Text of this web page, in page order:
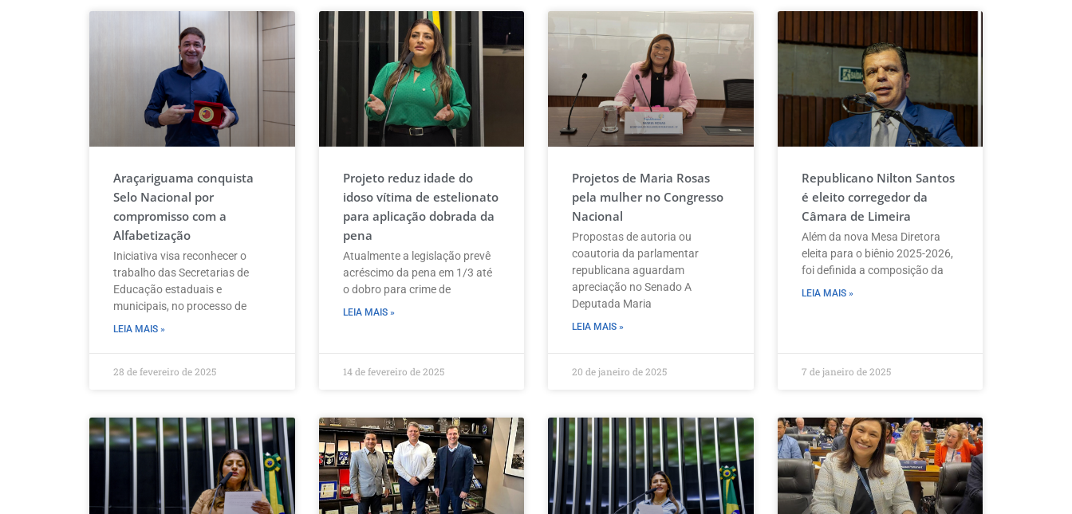
Araçariguama conquista
Selo Nacional por
compromisso com a
Alfabetização
Iniciativa visa reconhecer o
trabalho das Secretarias de
Educação estaduais e
municipais, no processo de
LEIA MAIS »
28 de fevereiro de 2025
Projeto reduz idade do
idoso vítima de estelionato
para aplicação dobrada da
pena
Atualmente a legislação prevê
acréscimo da pena em 1/3 até
o dobro para crime de
LEIA MAIS »
14 de fevereiro de 2025
Projetos de Maria Rosas
pela mulher no Congresso
Nacional
Propostas de autoria ou
coautoria da parlamentar
republicana aguardam
apreciação no Senado A
Deputada Maria
LEIA MAIS »
20 de janeiro de 2025
Republicano Nilton Santos
é eleito corregedor da
Câmara de Limeira
Além da nova Mesa Diretora
eleita para o biênio 2025-2026,
foi definida a composição da
LEIA MAIS »
7 de janeiro de 2025